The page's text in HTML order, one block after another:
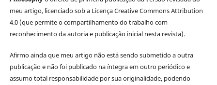
meu artigo, licenciado sob a Licença Creative Commons Attribution
4.0 (que permite o compartilhamento do trabalho com
reconhecimento da autoria e publicação inicial nesta revista).
Afirmo ainda que meu artigo não está sendo submetido a outra
publicação e não foi publicado na íntegra em outro periódico e
assumo total responsabilidade por sua originalidade, podendo